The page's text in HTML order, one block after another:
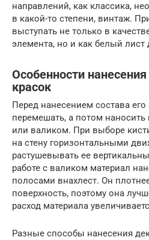
направлений, как классика,
в какой-то степени, винтаж.
выступать не только в
элемента, но и как белый лист
Особенности
красок
Перед нанесением состава
перемешать, а потом
или валиком. При выборе
на стену горизонтальными
растушевывать ее
работе с валиком материал
полосами внахлест. Он
поверхность, поэтому она
расход материала
Разные способы нанесения